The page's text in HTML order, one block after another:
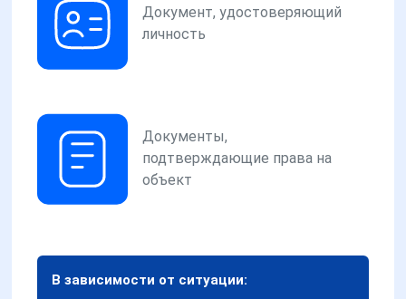
Документ, удостоверяющий
личность
Документы,
подтверждающие права на
объект
В зависимости от ситуации: